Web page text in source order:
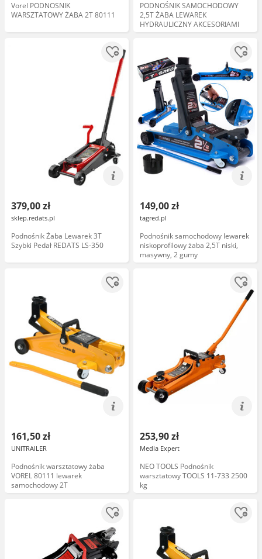
Vorel PODNOSNIK
WARSZTATOWY ŻABA 2T 80111
PODNOŚNIK SAMOCHODOWY
2,5T ŻABA LEWAREK
HYDRAULICZNY AKCESORIAMI
379,00 zł
sklep.redats.pl
Podnośnik Żaba Lewarek 3T
Szybki Pedał REDATS LS-350
149,00 zł
tagred.pl
Podnośnik samochodowy lewarek
niskoprofilowy żaba 2,5T niski,
masywny, 2 gumy
161,50 zł
UNITRAILER
Podnośnik warsztatowy żaba
VOREL 80111 lewarek
samochodowy 2T
253,90 zł
Media Expert
NEO TOOLS Podnośnik
warsztatowy TOOLS 11-733 2500
kg